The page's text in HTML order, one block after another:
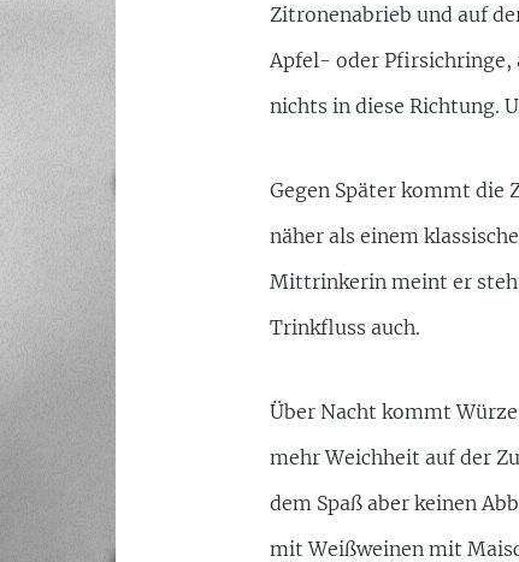
Zitronenabrieb und auf
Apfel- oder Pfirsichringe,
nichts in diese Richtung.
Gegen Später kommt die
näher als einem
Mittrinkerin meint er
Trinkfluss auch.
Über Nacht kommt
mehr Weichheit auf der
dem Spaß aber keinen
mit Weißweinen mit